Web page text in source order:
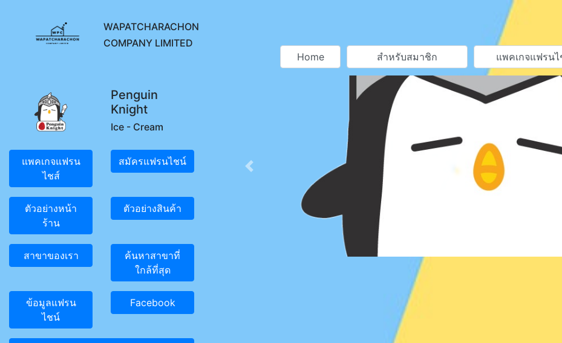
WAPATCHARACHON
COMPANY LIMITED
Home
สำหรับสมาชิก แพคเกจแฟรน
Penguin
Knight
Ice - Cream
แพคเกจแฟรน
ไชส์
สมัครแฟรนไชน์
ตัวอย่างหน้า
ร้าน
ตัวอย่างสินค้า
สาขาของเรา
ค้นหาสาขาที่
ใกล้ที่สุด
ข้อมูลแฟรน
ไชน์
Facebook
Previous